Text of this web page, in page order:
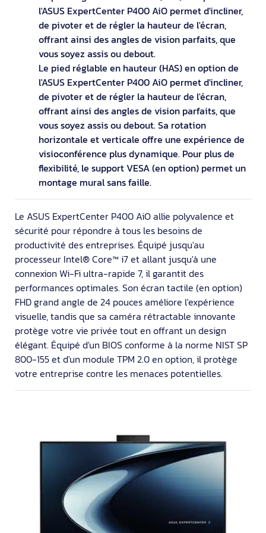
l'ASUS ExpertCenter P400 AiO permet d'incliner,
de pivoter et de régler la hauteur de l'écran,
offrant ainsi des angles de vision parfaits, que
vous soyez assis ou debout.
Le pied réglable en hauteur (HAS) en option de
l'ASUS ExpertCenter P400 AiO permet d'incliner,
de pivoter et de régler la hauteur de l'écran,
offrant ainsi des angles de vision parfaits, que
vous soyez assis ou debout. Sa rotation
horizontale et verticale offre une expérience de
visioconférence plus dynamique. Pour plus de
flexibilité, le support VESA (en option) permet un
montage mural sans faille.
Le ASUS ExpertCenter P400 AiO allie polyvalence et
sécurité pour répondre à tous les besoins de
productivité des entreprises. Équipé jusqu'au
processeur Intel® Core™ i7 et allant jusqu'à une
connexion Wi-Fi ultra-rapide 7, il garantit des
performances optimales. Son écran tactile (en option)
FHD grand angle de 24 pouces améliore l'expérience
visuelle, tandis que sa caméra rétractable innovante
protège votre vie privée tout en offrant un design
élégant. Équipé d'un BIOS conforme à la norme NIST SP
800-155 et d'un module TPM 2.0 en option, il protège
votre entreprise contre les menaces potentielles.